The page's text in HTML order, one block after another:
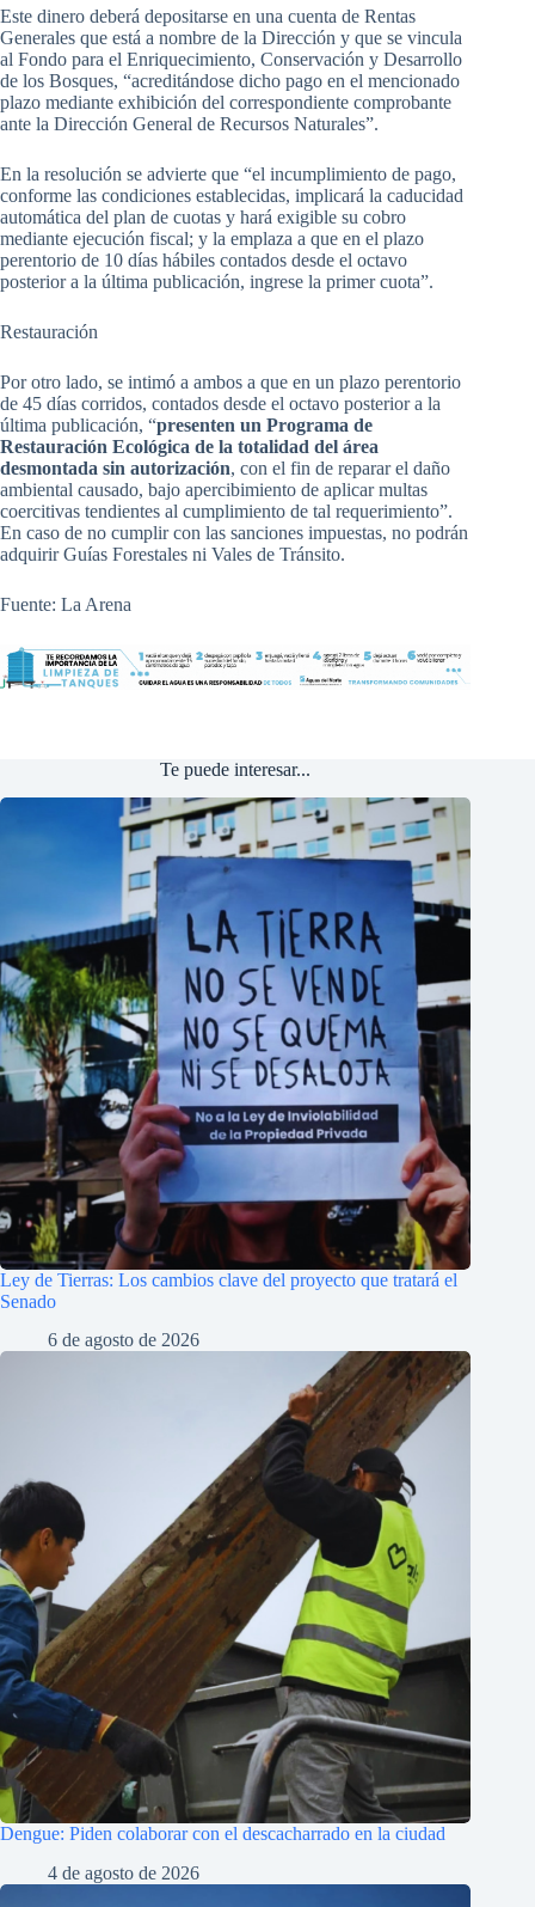
Este dinero deberá depositarse en una cuenta de Rentas
Generales que está a nombre de la Dirección y que se vincula
al Fondo para el Enriquecimiento, Conservación y Desarrollo
de los Bosques, “acreditándose dicho pago en el mencionado
plazo mediante exhibición del correspondiente comprobante
ante la Dirección General de Recursos Naturales”.
En la resolución se advierte que “el incumplimiento de pago,
conforme las condiciones establecidas, implicará la caducidad
automática del plan de cuotas y hará exigible su cobro
mediante ejecución fiscal; y la emplaza a que en el plazo
perentorio de 10 días hábiles contados desde el octavo
posterior a la última publicación, ingrese la primer cuota”.
Restauración
Por otro lado, se intimó a ambos a que en un plazo perentorio
de 45 días corridos, contados desde el octavo posterior a la
última publicación, “presenten un Programa de
Restauración Ecológica de la totalidad del área
desmontada sin autorización, con el fin de reparar el daño
ambiental causado, bajo apercibimiento de aplicar multas
coercitivas tendientes al cumplimiento de tal requerimiento”.
En caso de no cumplir con las sanciones impuestas, no podrán
adquirir Guías Forestales ni Vales de Tránsito.
Fuente: La Arena
Te puede interesar...
Ley de Tierras: Los cambios clave del proyecto que tratará el
Senado
6 de agosto de 2026
Dengue: Piden colaborar con el descacharrado en la ciudad
4 de agosto de 2026